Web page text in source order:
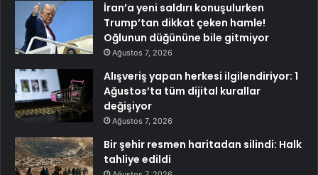
İran’a yeni saldırı konuşulurken
Trump’tan dikkat çeken hamle!
Oğlunun düğününe bile gitmiyor
Ağustos 7, 2026
Alışveriş yapan herkesi ilgilendiriyor: 1
Ağustos’ta tüm dijital kurallar
değişiyor
Ağustos 7, 2026
Bir şehir resmen haritadan silindi: Halk
tahliye edildi